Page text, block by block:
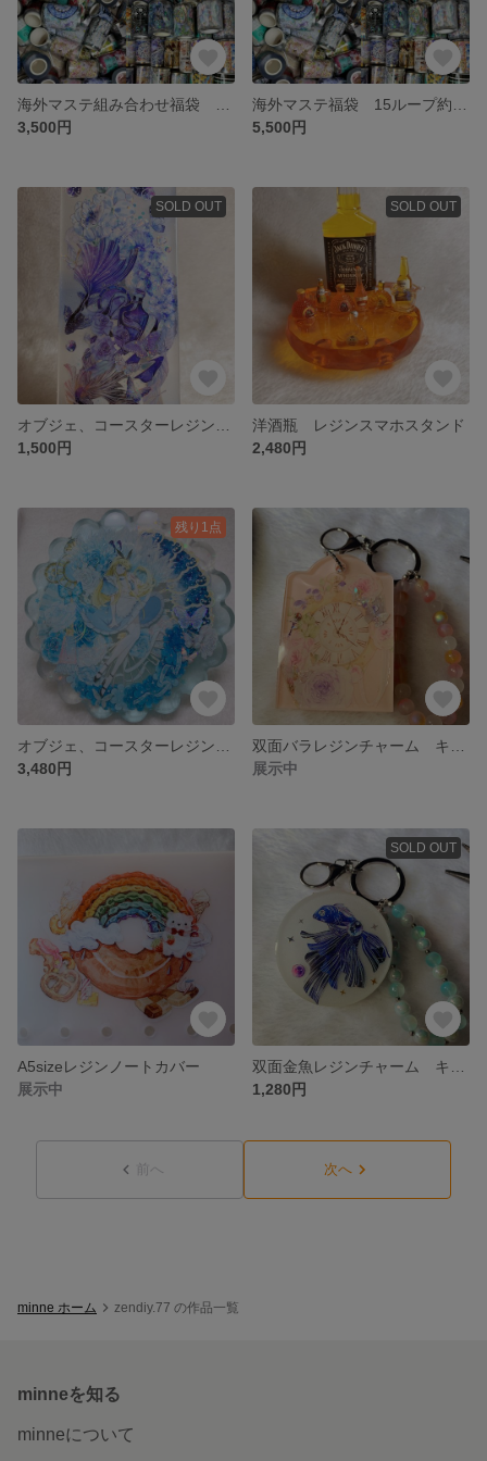
3,500円
5,500円
SOLD OUT
1,500円
SOLD OUT
洋酒瓶 レジンスマホスタンド
2,480円
残り1点
3,480円
展示中
A5sizeレジンノートカバー
展示中
SOLD OUT
1,280円
前へ 次へ
minne ホーム zendiy.77 の作品一覧
minneを知る
minneについて